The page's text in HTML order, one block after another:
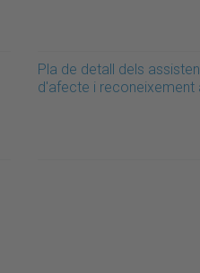
Pla de detall dels
d'afecte i reconeixement